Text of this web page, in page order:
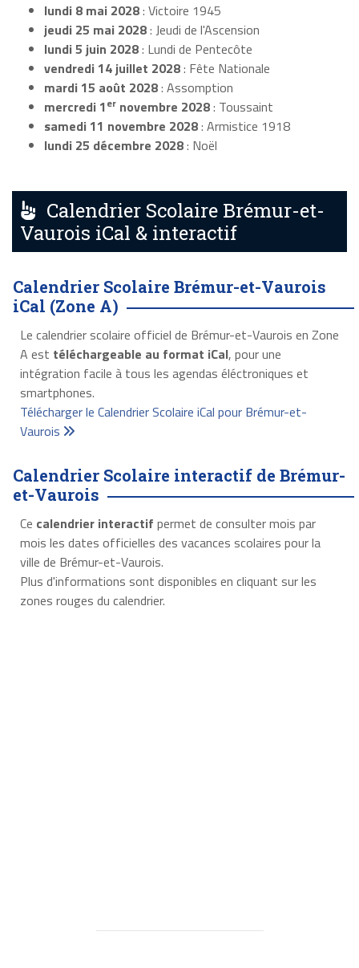
lundi 8 mai 2028: Victoire 1945
jeudi 25 mai 2028: Jeudi de l'Ascension
lundi 5 juin 2028: Lundi de Pentecôte
vendredi 14 juillet 2028: Fête Nationale
mardi 15 août 2028: Assomption
mercredi 1er novembre 2028: Toussaint
samedi 11 novembre 2028: Armistice 1918
lundi 25 décembre 2028: Noël
Calendrier Scolaire Brémur-et-
Vaurois iCal & interactif
Calendrier Scolaire Brémur-et-Vaurois
iCal (Zone A)
Le calendrier scolaire officiel de Brémur-et-Vaurois en Zone
A est téléchargeable au format iCal, pour une
intégration facile à tous les agendas éléctroniques et
smartphones.
Télécharger le Calendrier Scolaire iCal pour Brémur-et-
Vaurois
Calendrier Scolaire interactif de Brémur-
et-Vaurois
Ce calendrier interactif permet de consulter mois par
mois les dates officielles des vacances scolaires pour la
ville de Brémur-et-Vaurois.
Plus d'informations sont disponibles en cliquant sur les
zones rouges du calendrier.